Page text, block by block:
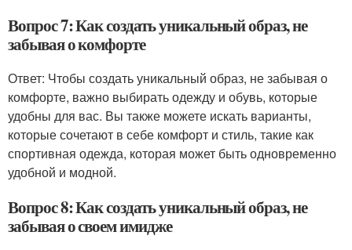
Вопрос 7: Как создать уникальный образ, не
забывая о комфорте
Ответ: Чтобы создать уникальный образ, не забывая о
комфорте, важно выбирать одежду и обувь, которые
удобны для вас. Вы также можете искать варианты,
которые сочетают в себе комфорт и стиль, такие как
спортивная одежда, которая может быть одновременно
удобной и модной.
Вопрос 8: Как создать уникальный образ, не
забывая о своем имидже